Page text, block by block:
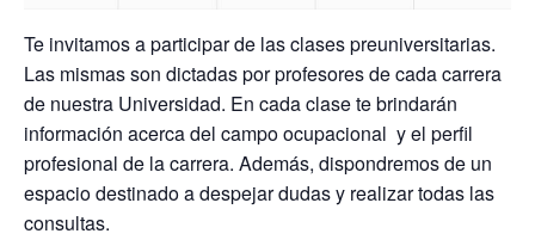
Te invitamos a participar de las clases preuniversitarias.
Las mismas son dictadas por profesores de cada carrera
de nuestra Universidad. En cada clase te brindarán
información acerca del campo ocupacional y el perfil
profesional de la carrera. Además, dispondremos de un
espacio destinado a despejar dudas y realizar todas las
consultas.